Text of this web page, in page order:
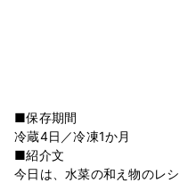
■保存期間
冷蔵4日／冷凍1か月
■紹介文
今日は、水菜の和え物のレシ